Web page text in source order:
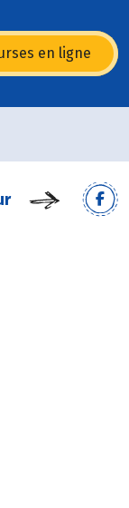
en ligne